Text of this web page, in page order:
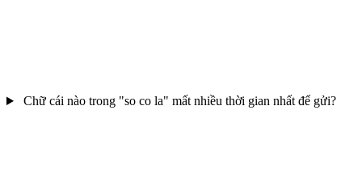
Chữ cái nào trong "so co la" mất nhiều thời gian nhất để gửi?